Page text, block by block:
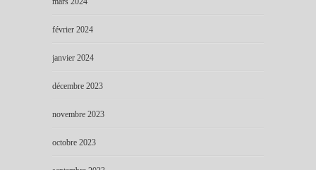
février 2024
janvier 2024
décembre 2023
novembre 2023
octobre 2023